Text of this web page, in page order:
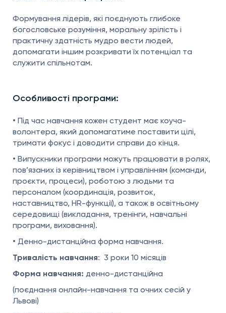
Формування лідерів, які поєднують глибоке
богословське розуміння, моральну зрілість і
практичну здатність мудро вести людей,
допомагати іншим розкривати їх потенціал та
служити спільнотам.
Особливості програми:
• Під час навчання кожен студент має коуча-
волонтера, який допомагатиме поставити цілі,
тримати фокус і доводити справи до кінця.
• Випускники програми можуть працювати в ролях,
пов’язаних із керівництвом і управлінням (команди,
проєкти, процеси), роботою з людьми та
персоналом (координація, розвиток,
наставництво, HR-функції), а також в освітньому
середовищі (викладання, тренінги, навчальні
програми, виховання).
• Денно-дистанційна форма навчання.
Тривалість навчання:
3 роки 10 місяців
Форма навчання: денно-дистанційна
(поєднання онлайн-навчання та очних сесій у
Львові)